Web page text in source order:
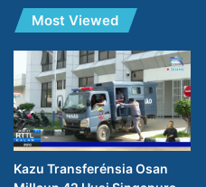
Most Viewed
Kazu Transferénsia Osan